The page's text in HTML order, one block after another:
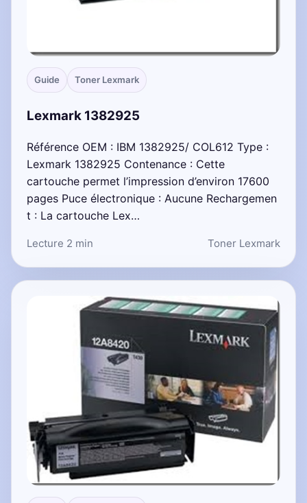
Guide Toner Lexmark
Lexmark 1382925
Référence OEM : IBM 1382925/ COL612 Type :
Lexmark 1382925 Contenance : Cette
cartouche permet l’impression d’environ 17600
pages Puce électronique : Aucune Rechargemen
t : La cartouche Lex…
Lecture 2 min Toner Lexmark